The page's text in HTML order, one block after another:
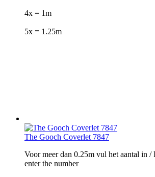
4x = 1m
5x = 1.25m
The Gooch Coverlet 7847
Voor meer dan 0.25m vul het aantal in /
enter the number